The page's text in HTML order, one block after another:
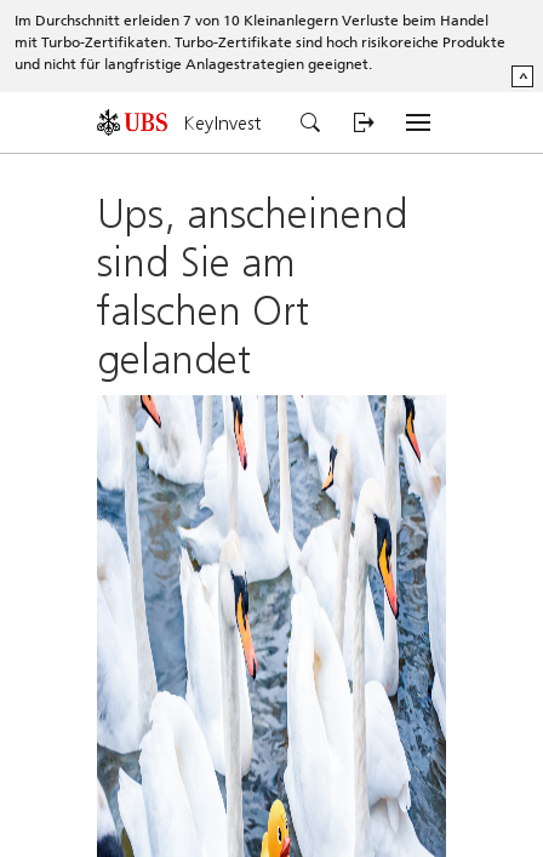
Im Durchschnitt erleiden 7 von 10 Kleinanlegern Verluste beim Handel
mit Turbo-Zertifikaten. Turbo-Zertifikate sind hoch risikoreiche Produkte
und nicht für langfristige Anlagestrategien geeignet.
^
KeyInvest
Ups, anscheinend
sind Sie am
falschen Ort
gelandet